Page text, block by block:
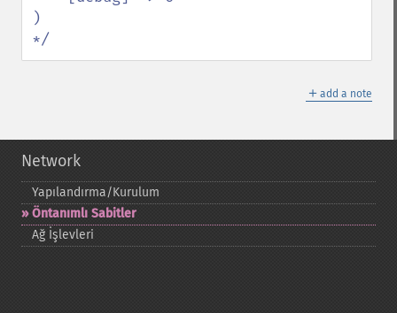
)
*/
＋ add a note
Network
Yapılandırma/Kurulum
Öntanımlı Sabitler
Ağ İşlevleri